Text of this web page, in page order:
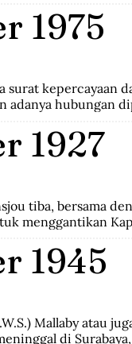
1975
surat kepercayaan
adanya hubungan
1927
tiba, bersama
menggantikan
terdiri 538 interni
1945
Mallaby atau
di